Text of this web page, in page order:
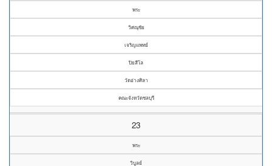
พระ
วิศณุชัย
เจริญแพทย์
ปิยสีโล
วัดอ่างศิลา
คณะจังหวัดชลบุรี
23
พระ
วิบูลย์